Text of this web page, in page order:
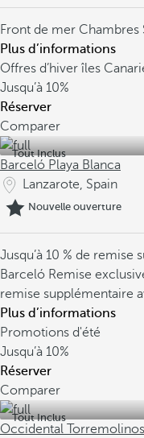
Front de mer Chambres
Plus d’informations
Offres d’hiver îles
Jusqu’à 10%
Réserver
Comparer
Tout Inclus
Barceló Playa Blanca
Lanzarote, Spain
Nouvelle ouverture
Jusqu’à 10 % de
Barceló Remise
remise supplémentaire
Plus d’informations
Promotions d'été
Jusqu’à 10%
Réserver
Comparer
Tout Inclus
Occidental